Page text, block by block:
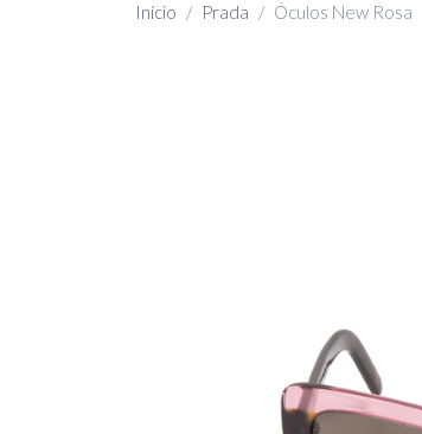
Início Prada Óculos New Rosa